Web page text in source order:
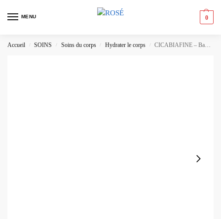
MENU 0
Accueil / SOINS / Soins du corps / Hydrater le corps / CICABIAFINE – Baume Concentré SOS Apaisant Haute Tolérance